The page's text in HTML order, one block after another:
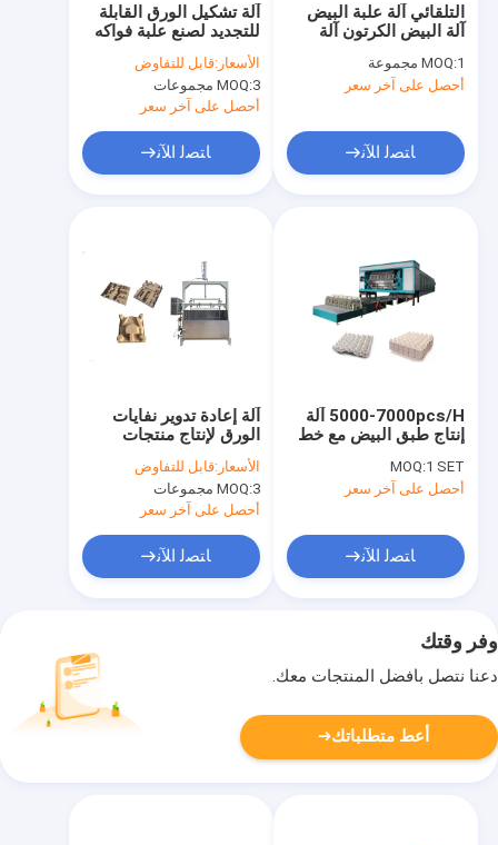
آلة تشكيل الورق القابلة
للتجديد لصنع علبة فواكه
البيض كرتون صينية
فنجان القهوة
الأسعار:قابل للتفاوض
MOQ:3 مجموعات
أحصل على آخر سعر
ﺎﺘﺼﻟ ﺍﻶﻧ
التلقائي آلة علبة البيض
آلة البيض الكرتون آلة
MOQ:1 مجموعة
أحصل على آخر سعر
ﺎﺘﺼﻟ ﺍﻶﻧ
آلة إعادة تدوير نفايات
الورق لإنتاج منتجات
التغليف
الأسعار:قابل للتفاوض
MOQ:3 مجموعات
أحصل على آخر سعر
ﺎﺘﺼﻟ ﺍﻶﻧ
5000-7000pcs/H آلة
إنتاج طبق البيض مع خط
MOQ:1 SET
أحصل على آخر سعر
ﺎﺘﺼﻟ ﺍﻶﻧ
وفر وقتك
دعنا نتصل بأفضل المنتجات معك.
أعط متطلباتك